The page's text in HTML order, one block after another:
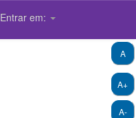
Entrar em:
A+
A-
A